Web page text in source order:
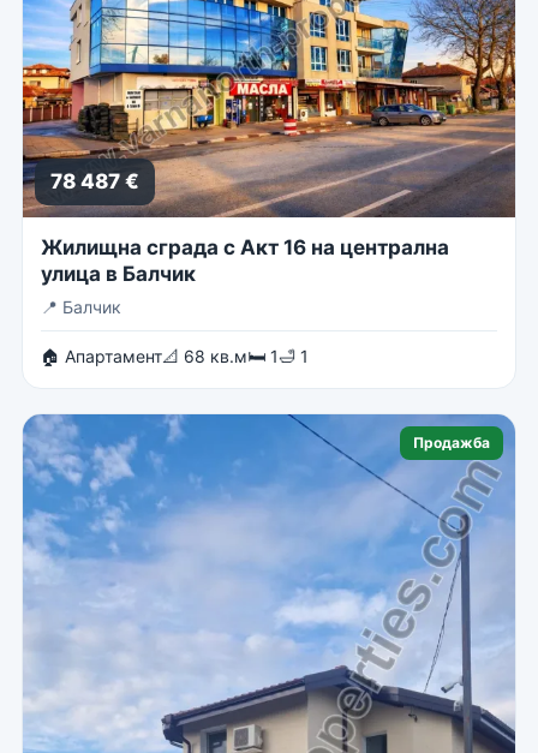
78 487 €
Жилищна сграда с Акт 16 на централна
улица в Балчик
📍 Балчик
🏠 Апартамент📐 68 кв.м🛏 1🛁 1
Продажба